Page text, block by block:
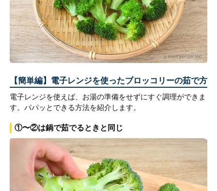
【簡単編】電子レンジを使ったブロッコリーの茹で方
電子レンジを使えば、お湯の準備をせずにすぐ調理ができま
す。パパッとできる方法を紹介します。
①〜②は鍋で茹でるときと同じ